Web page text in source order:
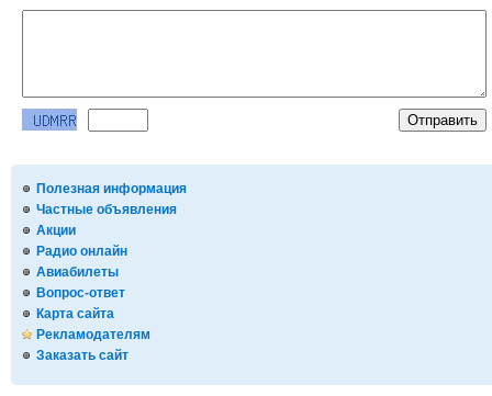
Полезная информация
Частные объявления
Акции
Радио онлайн
Авиабилеты
Вопрос-ответ
Карта сайта
Рекламодателям
Заказать сайт